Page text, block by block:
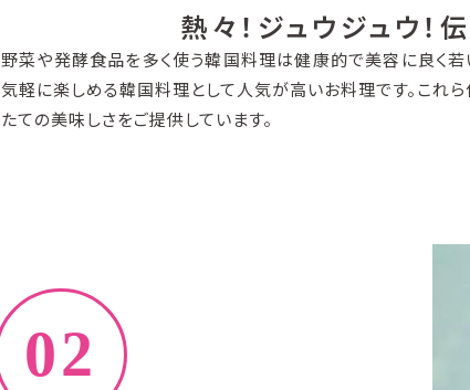
熱々！ジュウジュウ
野菜や発酵食品を多く使う韓国料理は健康的で美容に良く
気軽に楽しめる韓国料理として人気が高いお料理です。これ
たての美味しさをご提供しています。
02